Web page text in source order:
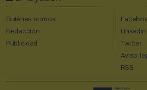
Quiénes somos
Redacción
Publicidad
Linkedin
Twitter
Aviso
RSS